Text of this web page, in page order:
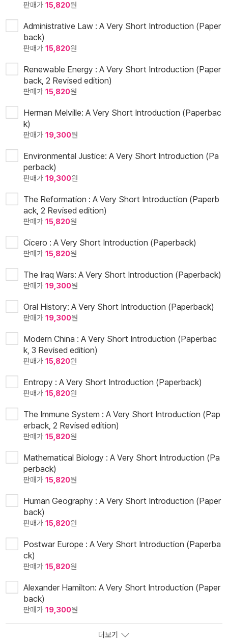
판매가 15,820원
Administrative Law : A Very Short Introduction (Paper
back)
판매가 15,820원
Renewable Energy : A Very Short Introduction (Paper
back, 2 Revised edition)
판매가 15,820원
Herman Melville: A Very Short Introduction (Paperbac
k)
판매가 19,300원
Environmental Justice: A Very Short Introduction (Pa
perback)
판매가 19,300원
The Reformation : A Very Short Introduction (Paperb
ack, 2 Revised edition)
판매가 15,820원
Cicero : A Very Short Introduction (Paperback)
판매가 15,820원
The Iraq Wars: A Very Short Introduction (Paperback)
판매가 19,300원
Oral History: A Very Short Introduction (Paperback)
판매가 19,300원
Modern China : A Very Short Introduction (Paperbac
k, 3 Revised edition)
판매가 15,820원
Entropy : A Very Short Introduction (Paperback)
판매가 15,820원
The Immune System : A Very Short Introduction (Pap
erback, 2 Revised edition)
판매가 15,820원
Mathematical Biology : A Very Short Introduction (Pa
perback)
판매가 15,820원
Human Geography : A Very Short Introduction (Paper
back)
판매가 15,820원
Postwar Europe : A Very Short Introduction (Paperba
ck)
판매가 15,820원
Alexander Hamilton: A Very Short Introduction (Paper
back)
판매가 19,300원
더보기